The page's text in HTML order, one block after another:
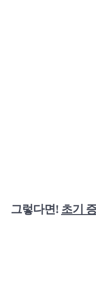
그렇다면! 초기